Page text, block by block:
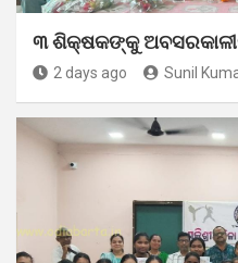
୩ ଶିକ୍ଷକଙ୍କୁ
2 days ago Sunil